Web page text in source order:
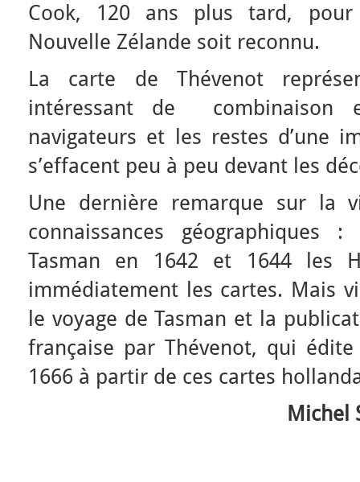
Cook, 120 ans plus tard,
Nouvelle Zélande soit reconnu.
La carte de Thévenot
intéressant de combinaison
navigateurs et les restes d’une
s’effacent peu à peu devant les
Une dernière remarque sur la
connaissances géographiques
Tasman en 1642 et 1644 les
immédiatement les cartes. Mais
le voyage de Tasman et la
française par Thévenot, qui
1666 à partir de ces cartes
Michel